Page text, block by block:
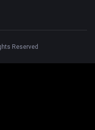
Reserved